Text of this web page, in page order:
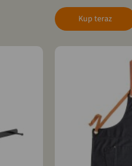
Kup teraz